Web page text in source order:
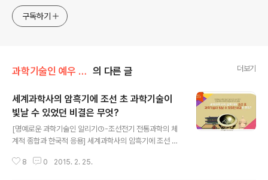
구독하기
과학기술인 예우 및 시상/과학기술인명예의전당 의 다른 글 더보기
세계과학사의 암흑기에 조선 초 과학기술이
빛날 수 있었던 비결은 무엇?
[명예로운 과학기술인 알리기①-조선전기 전통과학의 체
계적 종합과 한국적 응용] 세계과학사의 암흑기에 조선 초
영실, 세종대왕, 이순지 등 뛰어난 과학기술인 활약 일부 서
8 0 2015. 2. 25.